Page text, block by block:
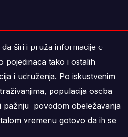
da širi i pruža informacije o
pojedinaca tako i ostalih
i udruženja. Po iskustvenim
populacija osoba
pažnju povodom obeležavanja
vremenu gotovo da ih se